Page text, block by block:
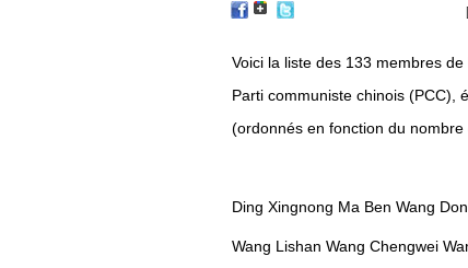
Voici la liste des 133 membres
Parti communiste chinois (PCC),
(ordonnés en fonction du
Ding Xingnong Ma Ben Wang
Wang Lishan Wang Chengwei